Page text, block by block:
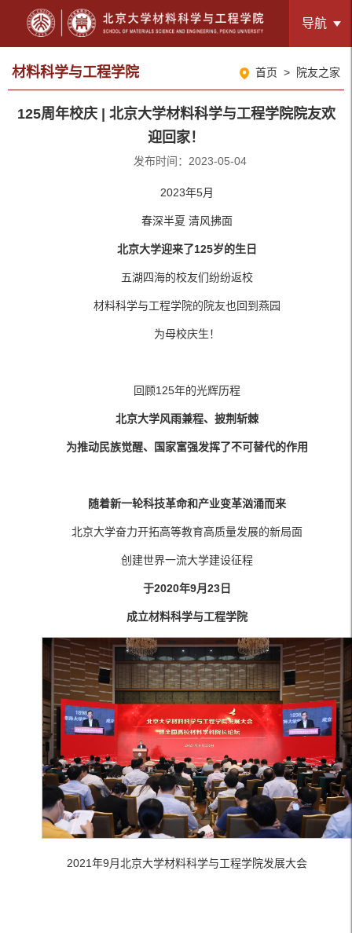
导航
材料科学与工程学院 首页 > 院友之家
125周年校庆 | 北京大学材料科学与工程学院院友欢
迎回家！
发布时间：2023-05-04
2023年5月
春深半夏 清风拂面
北京大学迎来了125岁的生日
五湖四海的校友们纷纷返校
材料科学与工程学院的院友也回到燕园
为母校庆生！
回顾125年的光辉历程
北京大学风雨兼程、披荆斩棘
为推动民族觉醒、国家富强发挥了不可替代的作用
随着新一轮科技革命和产业变革汹涌而来
北京大学奋力开拓高等教育高质量发展的新局面
创建世界一流大学建设征程
于2020年9月23日
成立材料科学与工程学院
2021年9月北京大学材料科学与工程学院发展大会